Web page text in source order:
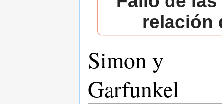
relación
Simon y
Garfunkel